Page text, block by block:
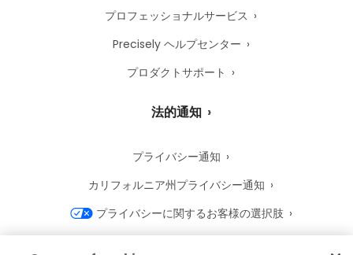
プロフェッショナルサービス
Precisely ヘルプセンター
プロダクトサポート
法的通知
プライバシー通知
カリフォルニア州プライバシー通知
プライバシーに関するお客様の選択肢